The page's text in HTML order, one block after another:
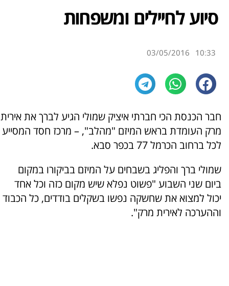
סיוע לחיילים ומשפחות
10:33
03/05/2016
חבר הכנסת הכי חברתי איציק שמולי הגיע לברך את אירית
מרק העומדת בראש המיזם "מהלב", – מרכז חסד המסייע
לכל ברחוב הכרמל 77 בכפר סבא.
שמולי ברך והפליג בשבחים על המיזם בביקורו במקום
ביום שני השבוע "פשוט נפלא שיש מקום כזה וכל אחד
יכול למצוא את שחשקה נפשו בשקלים בודדים, כל הכבוד
וההערכה לאירית מרק".